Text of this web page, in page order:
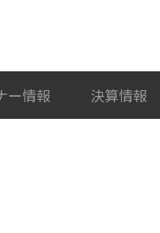
ー情報 決算情報